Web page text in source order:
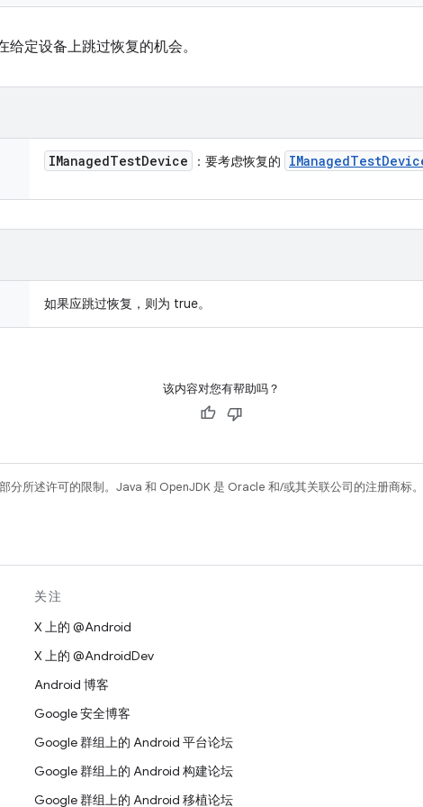
定设备上跳过恢复的机会。
IManagedTestDevice ：要考虑恢复的 IManagedTest
如果应跳过恢复，则为 true。
该内容对您有帮助吗？
部分所述许可的限制。Java 和 OpenJDK 是 Oracle 和/或其关联公司的注册商标。
关注
X 上的 @Android
X 上的 @AndroidDev
Android 博客
Google 安全博客
Google 群组上的 Android 平台论坛
Google 群组上的 Android 构建论坛
Google 群组上的 Android 移植论坛